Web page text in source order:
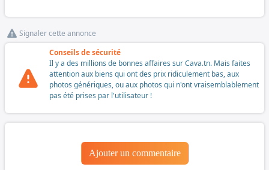
Signaler cette annonce
Conseils de sécurité
Il y a des millions de bonnes affaires sur Cava.tn. Mais faites
attention aux biens qui ont des prix ridiculement bas, aux
photos génériques, ou aux photos qui n'ont vraisemblablement
pas été prises par l'utilisateur !
Ajouter un commentaire